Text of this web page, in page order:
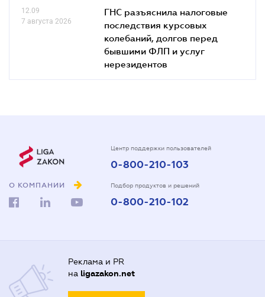
12.09
7 августа 2026
ГНС разъяснила налоговые
последствия курсовых
колебаний, долгов перед
бывшими ФЛП и услуг
нерезидентов
О КОМПАНИИ
Центр поддержки пользователей
0-800-210-103
Подбор продуктов и решений
0-800-210-102
Реклама и PR
на ligazakon.net